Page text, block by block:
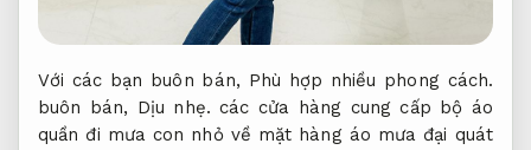
Với các bạn buôn bán, Phù hợp nhiều phong cách.
buôn bán, Dịu nhẹ. các cửa hàng cung cấp bộ áo
quần đi mưa con nhỏ về mặt hàng áo mưa đại quát